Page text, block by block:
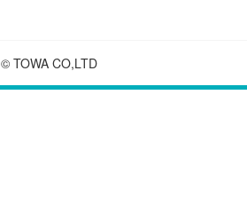
© TOWA CO,LTD